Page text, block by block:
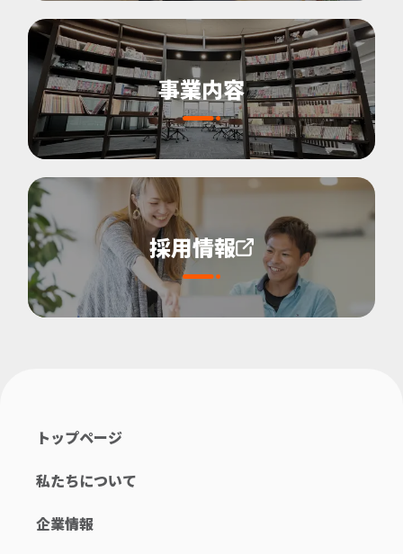
事業内容
採用情報
トップページ
私たちについて
企業情報